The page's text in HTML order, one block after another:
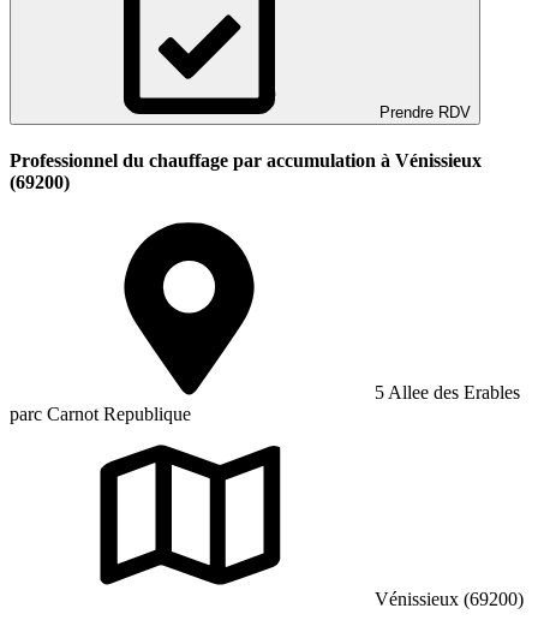
Prendre RDV
Professionnel du chauffage par accumulation à Vénissieux
(69200)
5 Allee des Erables
parc Carnot Republique
Vénissieux (69200)